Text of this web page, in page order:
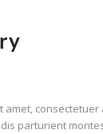
amet,
parturient